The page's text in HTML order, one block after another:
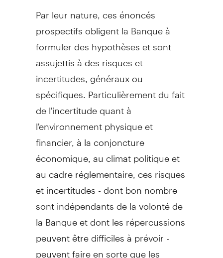
Par leur nature, ces énoncés
prospectifs obligent la Banque à
formuler des hypothèses et sont
assujettis à des risques et
incertitudes, généraux ou
spécifiques. Particulièrement du fait
de l'incertitude quant à
l'environnement physique et
financier, à la conjoncture
économique, au climat politique et
au cadre réglementaire, ces risques
et incertitudes - dont bon nombre
sont indépendants de la volonté de
la Banque et dont les répercussions
peuvent être difficiles à prévoir -
peuvent faire en sorte que les